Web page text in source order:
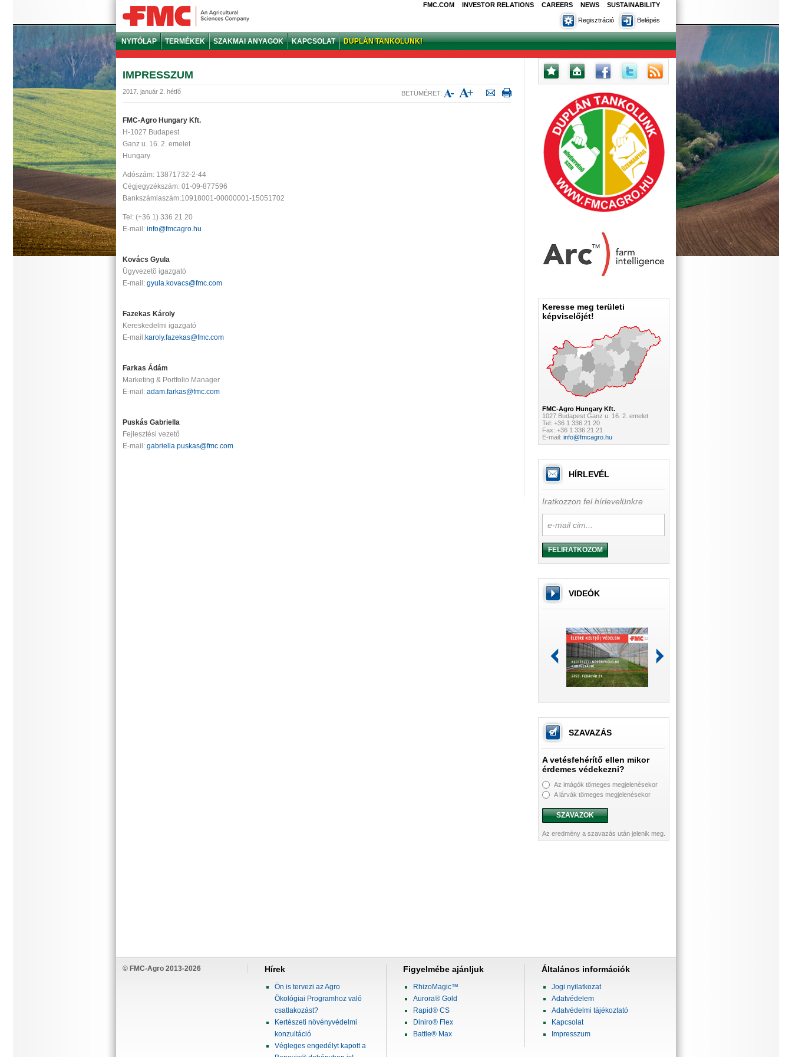
FMC.COM INVESTOR RELATIONS CAREERS NEWS SUSTAINABILITY
Belépés
Regisztráció
NYITÓLAP TERMÉKEK SZAKMAI ANYAGOK KAPCSOLAT DUPLÁN TANKOLUNK!
IMPRESSZUM
2017. január 2. hétfő BETÜMÉRET:
FMC-Agro Hungary Kft.
H-1027 Budapest
Ganz u. 16. 2. emelet
Hungary
Adószám: 13871732-2-44
Cégjegyzékszám: 01-09-877596
Bankszámlaszám:10918001-00000001-15051702
Tel: (+36 1) 336 21 20
E-mail: info@fmcagro.hu
Kovács Gyula
Ügyvezetõ igazgató
E-mail: gyula.kovacs@fmc.com
Fazekas Károly
Kereskedelmi igazgató
E-mail:karoly.fazekas@fmc.com
Farkas Ádám
Marketing & Portfolio Manager
E-mail: adam.farkas@fmc.com
Puskás Gabriella
Fejlesztési vezető
E-mail: gabriella.puskas@fmc.com
Keresse meg területi
képviselőjét!
FMC-Agro Hungary Kft.
1027 Budapest Ganz u. 16. 2. emelet
Tel: +36 1 336 21 20
Fax: +36 1 336 21 21
E-mail: info@fmcagro.hu
HÍRLEVÉL
Iratkozzon fel hírlevelünkre
FELIRATKOZOM
VIDEÓK
SZAVAZÁS
A vetésfehérítő ellen mikor
érdemes védekezni?
Az imágók tömeges megjelenésekor
A lárvák tömeges megjelenésekor
SZAVAZOK
Az eredmény a szavazás után jelenik meg.
© FMC-Agro 2013-2026 Hírek
Ön is tervezi az Agro
Ökológiai Programhoz való
csatlakozást?
Kertészeti növényvédelmi
konzultáció
Végleges engedélyt kapott a
Figyelmébe ajánljuk
RhizoMagic™
Aurora® Gold
Rapid® CS
Diniro® Flex
Battle® Max
Általános információk
Jogi nyilatkozat
Adatvédelem
Adatvédelmi tájékoztató
Kapcsolat
Impresszum